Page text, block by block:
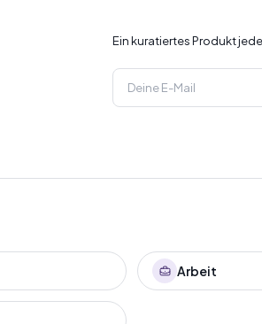
Ein kuratiertes Produkt
Arbeit